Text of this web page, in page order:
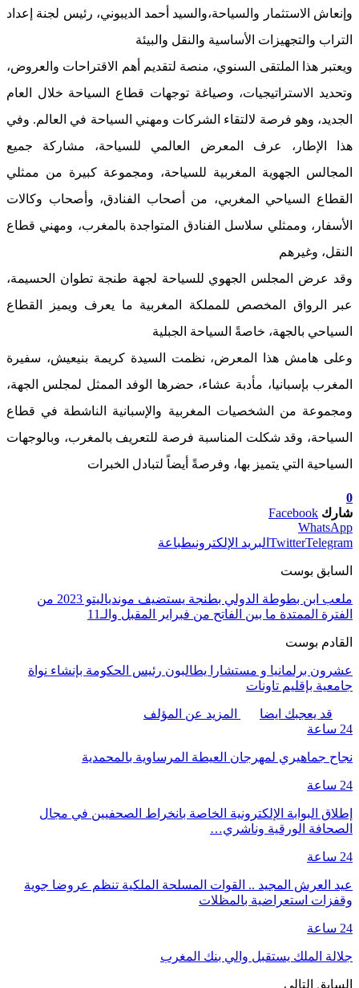
وإنعاش الاستثمار والسياحة،والسيد أحمد الديبوني، رئيس لجنة إعداد
التراب والتجهيزات الأساسية والنقل والبيئة
ويعتبر هذا الملتقى السنوي، منصة لتقديم أهم الاقتراحات والعروض،
وتحديد الاستراتيجيات، وصياغة توجهات قطاع السياحة خلال العام
الجديد، وهو فرصة لالتقاء الشركات ومهني السياحة في العالم. وفي
هذا الإطار، عرف المعرض العالمي للسياحة، مشاركة جميع
المجالس الجهوية المغربية للسياحة، ومجموعة كبيرة من ممثلي
القطاع السياحي المغربي، من أصحاب الفنادق، وأصحاب وكالات
الأسفار، وممثلي سلاسل الفنادق المتواجدة بالمغرب، ومهني قطاع
النقل، وغيرهم
وقد عرض المجلس الجهوي للسياحة لجهة طنجة تطوان الحسيمة،
عبر الرواق المخصص للمملكة المغربية ما يعرف ويميز القطاع
السياحي بالجهة، خاصةً السياحة الجبلية
وعلى هامش هذا المعرض، نظمت السيدة كريمة بنيعيش، سفيرة
المغرب بإسبانيا، مأدبة عشاء، حضرها الوفد الممثل لمجلس الجهة،
ومجموعة من الشخصيات المغربية والإسبانية الناشطة في قطاع
السياحة، وقد شكلت المناسبة فرصة للتعريف بالمغرب، وبالوجهات
السياحية التي يتميز بها، وفرصةً أيضاً لتبادل الخبرات
0
شارك Facebook
WhatsApp
TwitterTelegram البريد الإلكترونيطباعة
السابق بوست
ملعب ابن بطوطة الدولي بطنجة يستضيف موندياليتو 2023 من
الفترة الممتدة ما بين الفاتح من فبراير المقبل والـ11
القادم بوست
عشرون برلمانيا و مستشارا يطالبون رئيس الحكومة بإنشاء نواة
جامعية بإقليم تاونات
قد يعجبك ايضا
المزيد عن المؤلف
24 ساعة
نجاح جماهيري لمهرجان العيطة المرساوية بالمحمدية
24 ساعة
إطلاق البوابة الإلكترونية الخاصة بانخراط الصحفيين في مجال
الصحافة الورقية وناشري…
24 ساعة
عيد العرش المجيد .. القوات المسلحة الملكية تنظم عروضا جوية
وقفزات استعراضية بالمظلات
24 ساعة
جلالة الملك يستقبل والي بنك المغرب
السابق التالي